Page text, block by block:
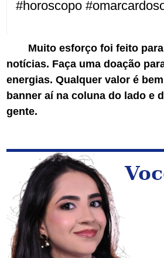
#horoscopo
Muito esforço foi feito
notícias. Faça uma doação
energias. Qualquer valor é
banner aí na coluna do lado e
gente.